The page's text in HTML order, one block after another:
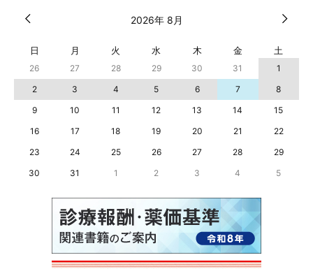
2026年 8月
日 月 火 水 木 金 土
26 27 28 29 30 31
1
2
3 4 5 6 7
8
9
10 11 12 13 14
15
16
17 18 19 20 21
22
23
24 25 26 27 28
29
30
31 1 2 3 4 5